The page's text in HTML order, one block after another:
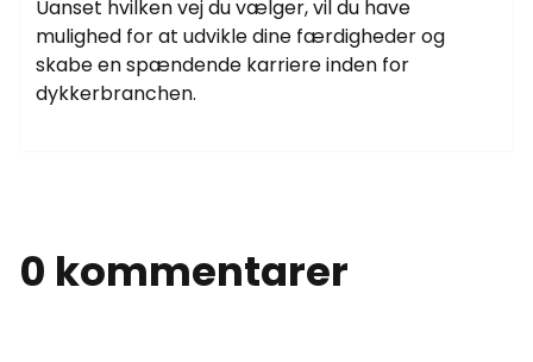
Uanset hvilken vej du vælger, vil du have
mulighed for at udvikle dine færdigheder og
skabe en spændende karriere inden for
dykkerbranchen.
0 kommentarer